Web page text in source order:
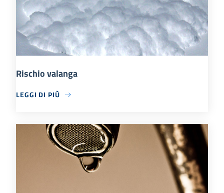
Rischio valanga
LEGGI DI PIÙ